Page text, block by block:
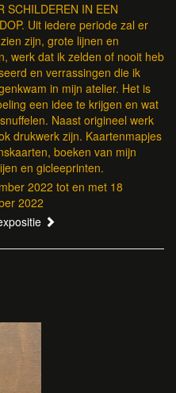
SCHILDEREN IN EEN
Uit iedere periode zal er
zijn, grote lijnen en
werk dat ik zelden of nooit heb
en verrassingen die ik
in mijn atelier. Het is
een idee te krijgen en wat
Naast origineel werk
drukwerk zijn. Kaartenmapjes
boeken van mijn
en gicleeprinten.
2022 tot en met 18
2022